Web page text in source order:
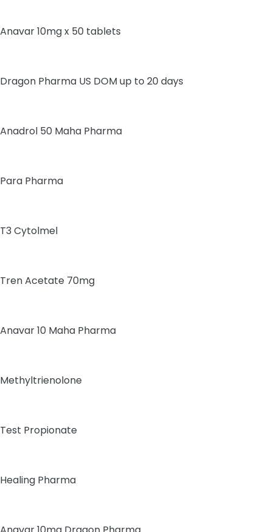
Anavar 10mg x 50 tablets
Dragon Pharma US DOM up to 20 days
Anadrol 50 Maha Pharma
Para Pharma
T3 Cytolmel
Tren Acetate 70mg
Anavar 10 Maha Pharma
Methyltrienolone
Test Propionate
Healing Pharma